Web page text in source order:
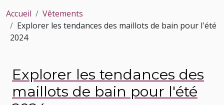
Accueil
Vêtements
Explorer les tendances des maillots de bain pour l'été
2024
Explorer les tendances des
maillots de bain pour l'été